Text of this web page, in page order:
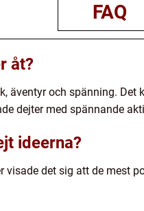
FAQ
åt?
äventyr och spänning.
dejter med spännande
ideerna?
visade det sig att de mest